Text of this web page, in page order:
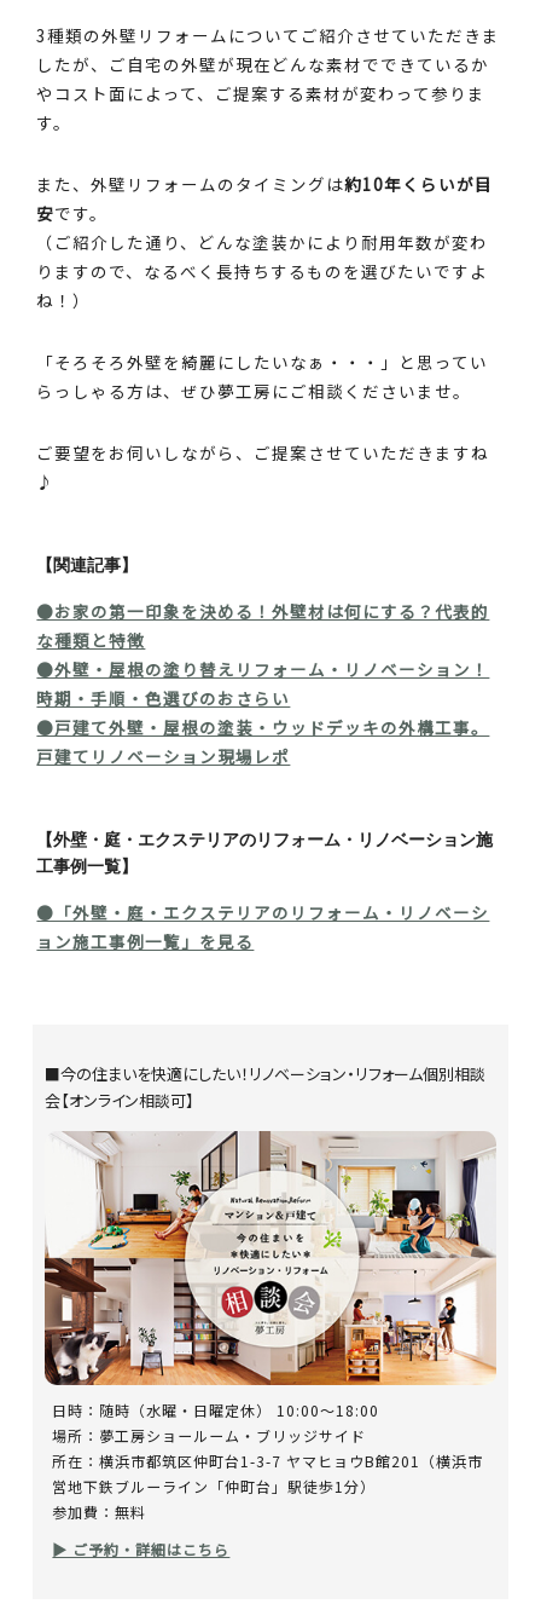
3種類の外壁リフォームについてご紹介させていただきま
したが、ご自宅の外壁が現在どんな素材でできているか
やコスト面によって、ご提案する素材が変わって参りま
す。
また、外壁リフォームのタイミングは約10年くらいが目
安です。
（ご紹介した通り、どんな塗装かにより耐用年数が変わ
りますので、なるべく長持ちするものを選びたいですよ
ね！）
「そろそろ外壁を綺麗にしたいなぁ・・・」と思ってい
らっしゃる方は、ぜひ夢工房にご相談くださいませ。
ご要望をお伺いしながら、ご提案させていただきますね
♪
【関連記事】
●お家の第一印象を決める！外壁材は何にする？代表的
な種類と特徴
●外壁・屋根の塗り替えリフォーム・リノベーション！
時期・手順・色選びのおさらい
●戸建て外壁・屋根の塗装・ウッドデッキの外構工事。
戸建てリノベーション現場レポ
【外壁・庭・エクステリアのリフォーム・リノベーション施
工事例一覧】
●「外壁・庭・エクステリアのリフォーム・リノベーシ
ョン施工事例一覧」を見る
■今の住まいを快適にしたい！リノベーション・リフォーム個別相談
会【オンライン相談可】
日時：随時（水曜・日曜定休） 10:00～18:00
場所：夢工房ショールーム・ブリッジサイド
所在：横浜市都筑区仲町台1-3-7 ヤマヒョウB館201（横浜市
営地下鉄ブルーライン「仲町台」駅徒歩1分）
参加費：無料
▶ ご予約・詳細はこちら